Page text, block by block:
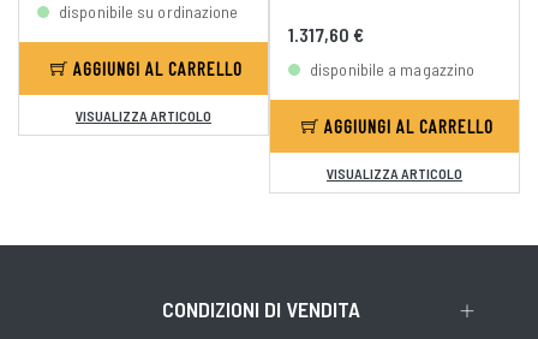
disponibile su ordinazione
AGGIUNGI AL CARRELLO
VISUALIZZA ARTICOLO
1.317,60 €
disponibile a magazzino
AGGIUNGI AL CARRELLO
VISUALIZZA ARTICOLO
CONDIZIONI DI VENDITA